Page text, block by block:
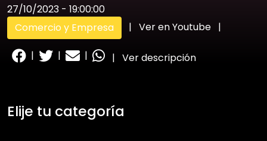
27/10/2023 - 19:00:00
Comercio y Empresa
| Ver en Youtube |
| | | | Ver descripción
Elije tu categoría